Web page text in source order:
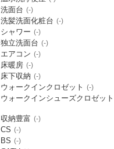
洗面台 (-)
洗髪洗面化粧台 (-)
シャワー (-)
独立洗面台 (-)
エアコン (-)
床暖房 (-)
床下収納 (-)
ウォークインクロゼット (-)
ウォークインシューズクロゼット
収納豊富 (-)
CS (-)
BS (-)